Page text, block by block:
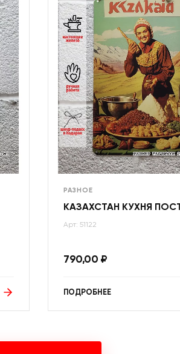
РАЗНОЕ
КАЗАХСТАН КУХНЯ
Арт: 51122
790,00 ₽
ПОДРОБНЕЕ